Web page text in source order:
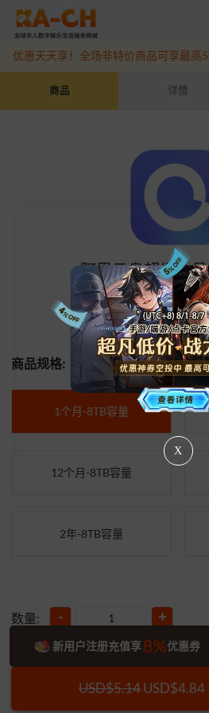
阿里云盘超级会员
游戏充值福利来袭，王者、和平精英
优惠天天享！全场非特价商品可享最高
商品 详情
阿里云盘超级会
中国大陆手机
商品规格:
1个月-8TB容量
12个月-8TB容量
2年-8TB容量
数量: - +
USD$5.14USD$4.84
新用户注册充值享8%优惠券
X